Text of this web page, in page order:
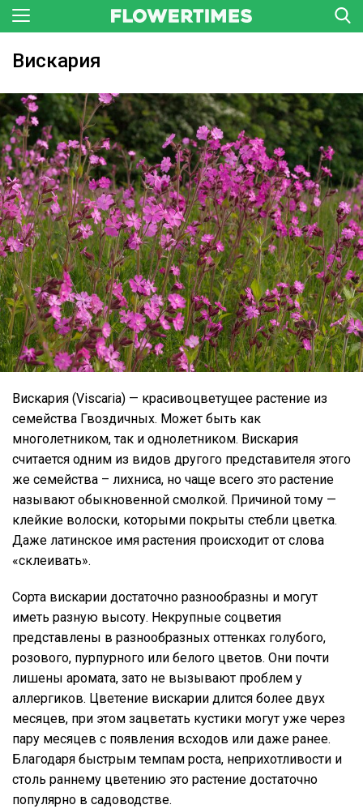
Вискария
Вискария (Viscaria) — красивоцветущее растение из
семейства Гвоздичных. Может быть как
многолетником, так и однолетником. Вискария
считается одним из видов другого представителя этого
же семейства – лихниса, но чаще всего это растение
называют обыкновенной смолкой. Причиной тому —
клейкие волоски, которыми покрыты стебли цветка.
Даже латинское имя растения происходит от слова
«склеивать».
Сорта вискарии достаточно разнообразны и могут
иметь разную высоту. Некрупные соцветия
представлены в разнообразных оттенках голубого,
розового, пурпурного или белого цветов. Они почти
лишены аромата, зато не вызывают проблем у
аллергиков. Цветение вискарии длится более двух
месяцев, при этом зацветать кустики могут уже через
пару месяцев с появления всходов или даже ранее.
Благодаря быстрым темпам роста, неприхотливости и
столь раннему цветению это растение достаточно
популярно в садоводстве.